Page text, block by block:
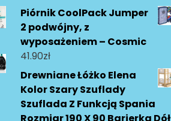
Piórnik CoolPack Jumper
2 podwójny, z
wyposażeniem – Cosmic
41.90zł
Drewniane Łóżko Elena
Kolor Szary Szuflady
Szuflada Z Funkcją Spania
Rozmiar 190 X 90 Barierka Dół